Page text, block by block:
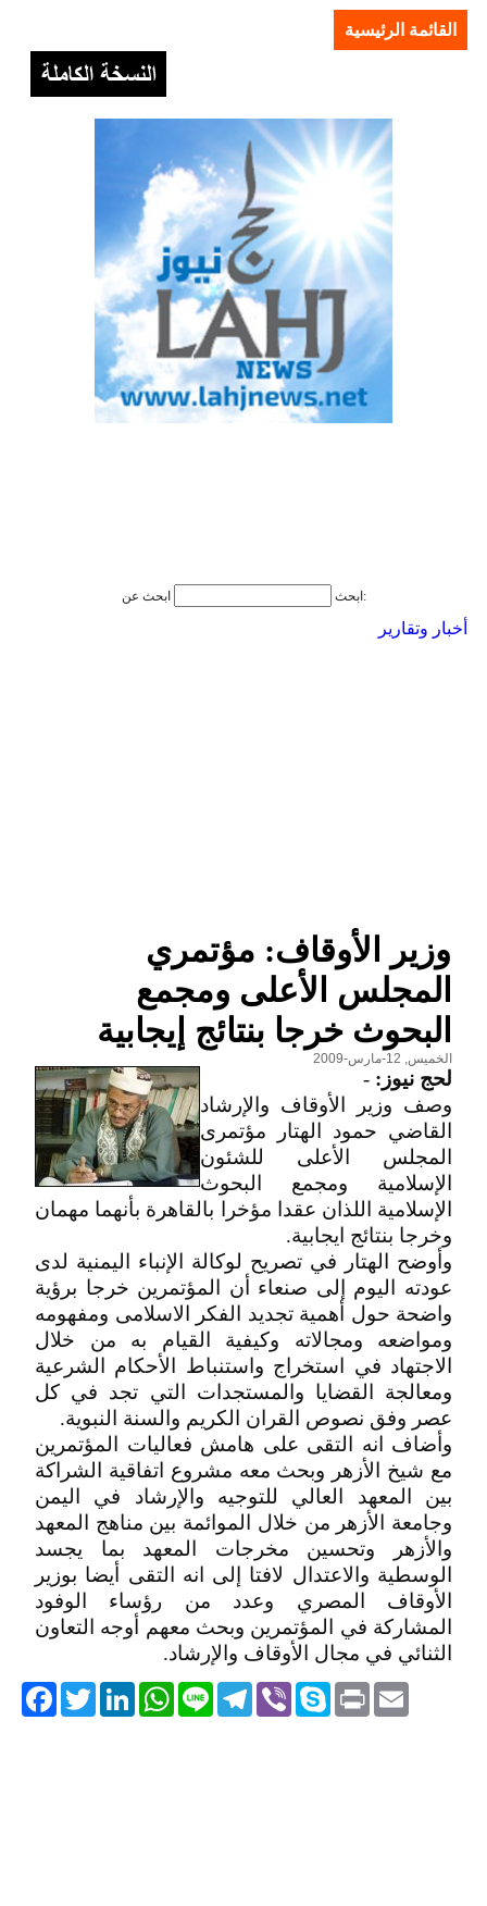
القائمة الرئيسية
ابحث ابحث عن:
أخبار وتقارير
وزير الأوقاف: مؤتمري
المجلس الأعلى ومجمع
البحوث خرجا بنتائج إيجابية
الخميس, 12-مارس-2009
لحج نيوز: -
وصف وزير الأوقاف والإرشاد
القاضي حمود الهتار مؤتمرى
المجلس الأعلى للشئون
الإسلامية ومجمع البحوث
الإسلامية اللذان عقدا مؤخرا بالقاهرة بأنهما مهمان
وخرجا بنتائج ايجابية.
وأوضح الهتار في تصريح لوكالة الإنباء اليمنية لدى
عودته اليوم إلى صنعاء أن المؤتمرين خرجا برؤية
واضحة حول أهمية تجديد الفكر الاسلامى ومفهومه
ومواضعه ومجالاته وكيفية القيام به من خلال
الاجتهاد في استخراج واستنباط الأحكام الشرعية
ومعالجة القضايا والمستجدات التي تجد في كل
عصر وفق نصوص القران الكريم والسنة النبوية.
وأضاف انه التقى على هامش فعاليات المؤتمرين
مع شيخ الأزهر وبحث معه مشروع اتفاقية الشراكة
بين المعهد العالي للتوجيه والإرشاد في اليمن
وجامعة الأزهر من خلال الموائمة بين مناهج المعهد
والأزهر وتحسين مخرجات المعهد بما يجسد
الوسطية والاعتدال لافتا إلى انه التقى أيضا بوزير
الأوقاف المصري وعدد من رؤساء الوفود
المشاركة في المؤتمرين وبحث معهم أوجه التعاون
الثنائي في مجال الأوقاف والإرشاد.
TwitterLinkedIn
WhatsApp Line
Telegram ViberSkype PrintEmail